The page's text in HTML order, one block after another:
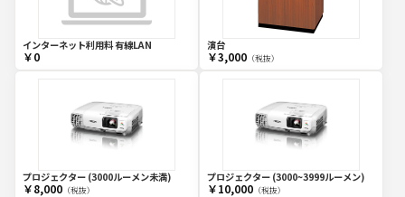
インターネット利用料 有線LAN
￥0
演台
￥3,000（税抜）
プロジェクター (3000ルーメン未満)
￥8,000（税抜）
プロジェクター (3000~3999ルーメン)
￥10,000（税抜）